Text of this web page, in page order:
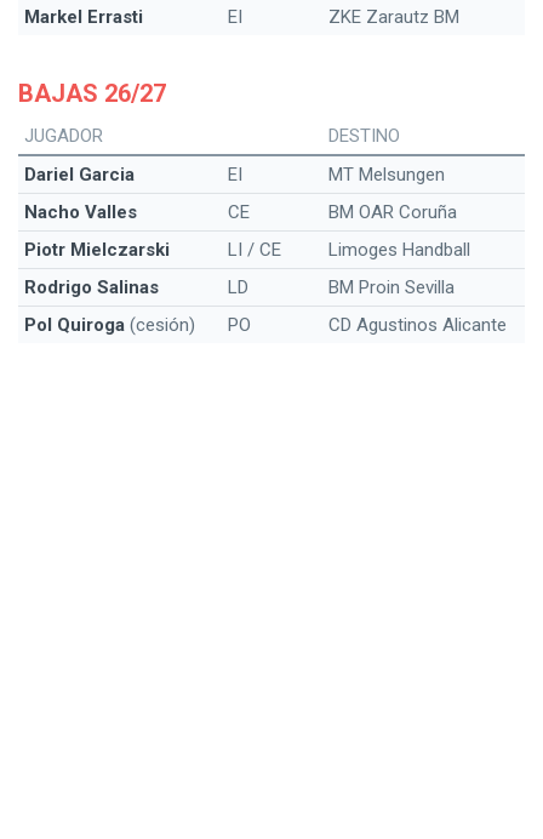
Markel Errasti
EI ZKE Zarautz BM
BAJAS 26/27
JUGADOR
DESTINO
Dariel Garcia
EI
MT Melsungen
Nacho Valles
CE
BM OAR Coruña
Piotr Mielczarski
LI / CE
Limoges Handball
Rodrigo Salinas
LD
BM Proin Sevilla
Pol Quiroga(cesión) PO CD Agustinos Alicante